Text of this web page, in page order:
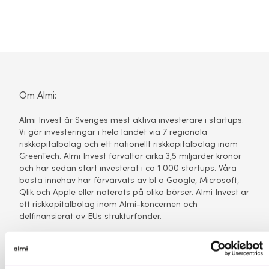
Om Almi:
Almi Invest är Sveriges mest aktiva investerare i startups.
Vi gör investeringar i hela landet via 7 regionala
riskkapitalbolag och ett nationellt riskkapitalbolag inom
GreenTech. Almi Invest förvaltar cirka 3,5 miljarder kronor
och har sedan start investerat i ca 1 000 startups. Våra
bästa innehav har förvärvats av bl a Google, Microsoft,
Qlik och Apple eller noterats på olika börser. Almi Invest är
ett riskkapitalbolag inom Almi-koncernen och
delfinansierat av EUs strukturfonder.